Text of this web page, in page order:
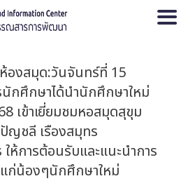
องสมุด:วันจันทร์ที่ 15
กศึกษาได้นำนักศึกษาใหม่
เข้าเยี่ยมชมหอสมุดสุขุม
ญชลี เรืองสมุทร
ห้การต้อนรับและแนะนำการ
ก่น้องๆนักศึกษาใหม่